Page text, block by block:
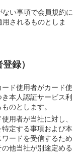
い事項で会員規約に
されるものとしま
録）
ド使用者がカード使
本人認証サービス利
のとします。
用者が当社に対し、
定する事項および本
ードを受信するため
他当社が別途定める